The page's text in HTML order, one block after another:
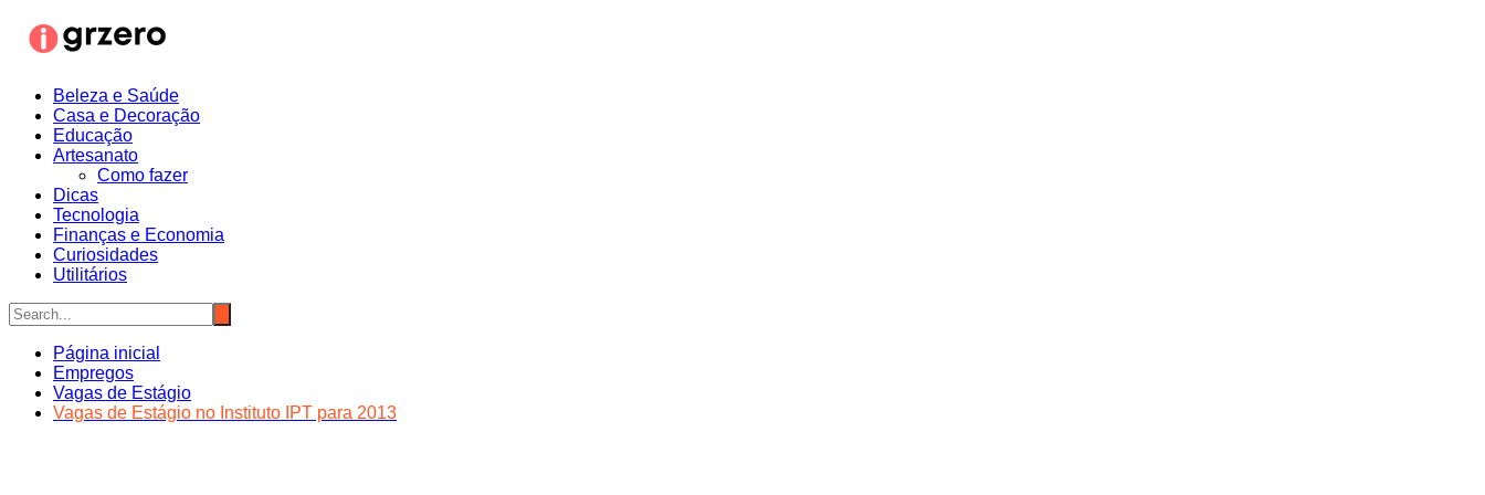
para
Beleza e Saúde
Casa e Decoração
Educação
Artesanato
Como fazer
Dicas
Tecnologia
Finanças e Economia
Curiosidades
Utilitários
Página inicial
Empregos
Vagas de Estágio
Vagas de Estágio no Instituto IPT para 2013